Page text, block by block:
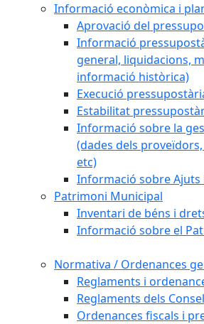
Informació econòmica i
Aprovació del
Informació
general, liquidacions,
informació històrica)
Execució
Estabilitat
Informació sobre la
(dades dels
etc)
Informació sobre Ajuts
Patrimoni Municipal
Inventari de béns i
Informació sobre el
Normativa / Ordenances
Reglaments i
Reglaments dels
Ordenances fiscals i